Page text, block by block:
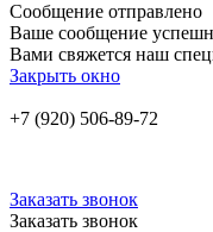
Сообщение отправлено
Ваше сообщение
Вами свяжется наш
Закрыть окно
+7 (920) 506-89-72
Заказать звонок
Заказать звонок